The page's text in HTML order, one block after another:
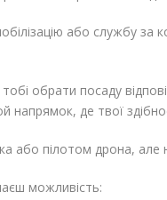
або службу за
обрати посаду
напрямок, де твої
або пілотом дрона, але
можливість: